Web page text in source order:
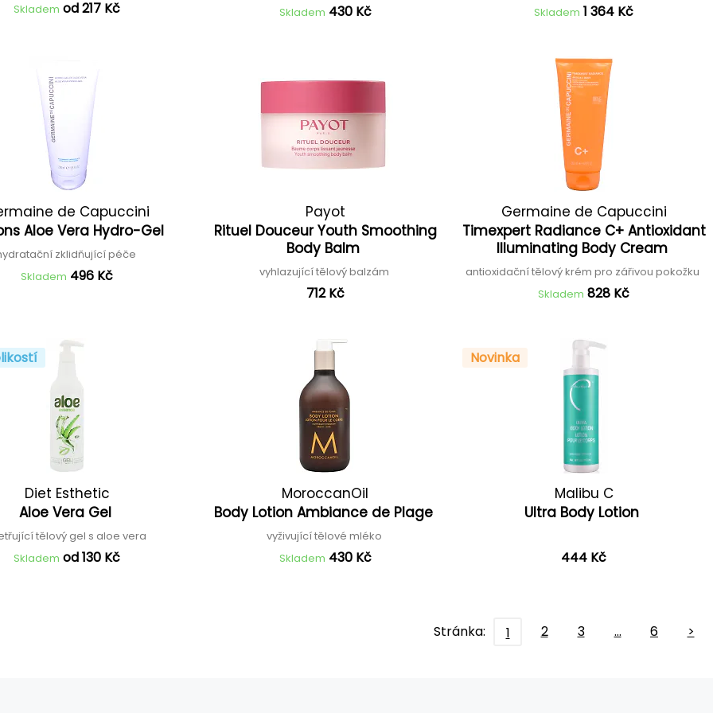
Skladem od 217 Kč
Skladem 430 Kč
Skladem 1 364 Kč
de Capuccini
Aloe Vera Hydro-Gel
zklidňující péče
Skladem 496 Kč
Payot
Rituel Douceur Youth Smoothing
Body Balm
vyhlazující tělový balzám
712 Kč
Germaine de Capuccini
Timexpert Radiance C+ Antioxidant
Illuminating Body Cream
antioxidační tělový krém pro zářivou pokožku
Skladem 828 Kč
Diet Esthetic
Aloe Vera Gel
tělový gel s aloe vera
Skladem od 130 Kč
MoroccanOil
Body Lotion Ambiance de Plage
vyživující tělové mléko
Skladem 430 Kč
Novinka
Malibu C
Ultra Body Lotion
444 Kč
Stránka: 1 2 3 … 6 >